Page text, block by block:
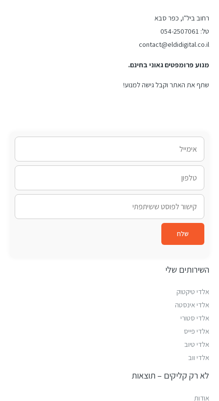
רחוב ביל"ו, כפר סבא
טל: 054-2507061
contact@eldidigital.co.il
מנוע פרומפטים גאוני בחינם.
שתף את האתר וקבל גישה למנוע!
שלח
השירותים שלי
אלדי טיקטוק
אלדי אינסטה
אלדי סטורי
אלדי פייס
אלדי טיוב
אלדי ווב
לא רק קליקים – תוצאות
אודות